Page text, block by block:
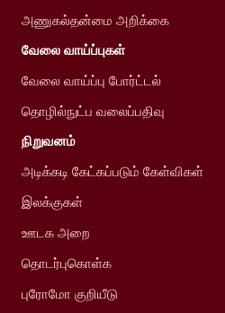
அணுகல்தன்மை அறிக்கை
வேலை வாய்ப்புகள்
வேலை வாய்ப்பு போர்ட்டல்
தொழில்நுட்ப வலைப்பதிவு
நிறுவனம்
அடிக்கடி கேட்கப்படும் கேள்விகள்
இலக்குகள்
ஊடக அறை
தொடர்புகொள்க
புரோமோ குறியீடு